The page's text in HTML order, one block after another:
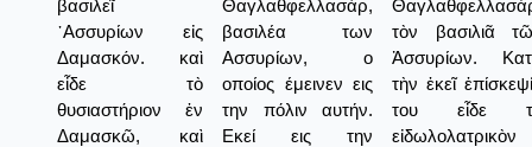
βασιλεῖ
᾿Ασσυρίων εἰς
Δαμασκόν. καὶ
εἶδε τὸ
θυσιαστήριον ἐν
Δαμασκῶ, καὶ
Θαγλαθφελλασάρ,
βασιλέα των
Ασσυρίων, ο
οποίος έμεινεν εις
την πόλιν αυτήν.
Εκεί εις την
τὸν βασιλιᾶ
Ἀσσυρίων.
τὴν ἐκεῖ
του εἶδε
εἰδωλολατρικὸν